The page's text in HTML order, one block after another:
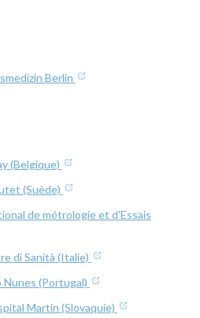
Berlin
(Belgique)
(Suède)
de métrologie et d'Essais
di Sanità (Italie)
(Portugal)
Martin (Slovaquie)